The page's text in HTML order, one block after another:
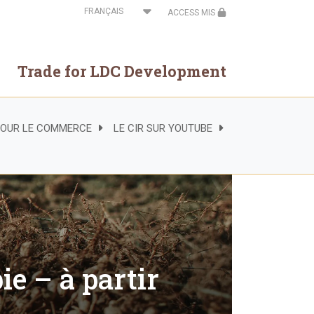
Select
your
ACCESS MIS
Trade for LDC Development
LE COMMERCE LE CIR SUR YOUTUBE
– à partir